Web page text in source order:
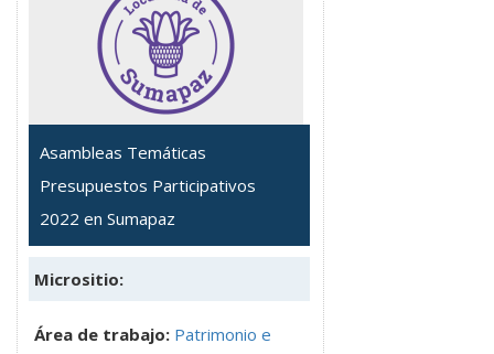
Asambleas Temáticas
Presupuestos Participativos
2022 en Sumapaz
Micrositio:
Área de trabajo: Patrimonio e